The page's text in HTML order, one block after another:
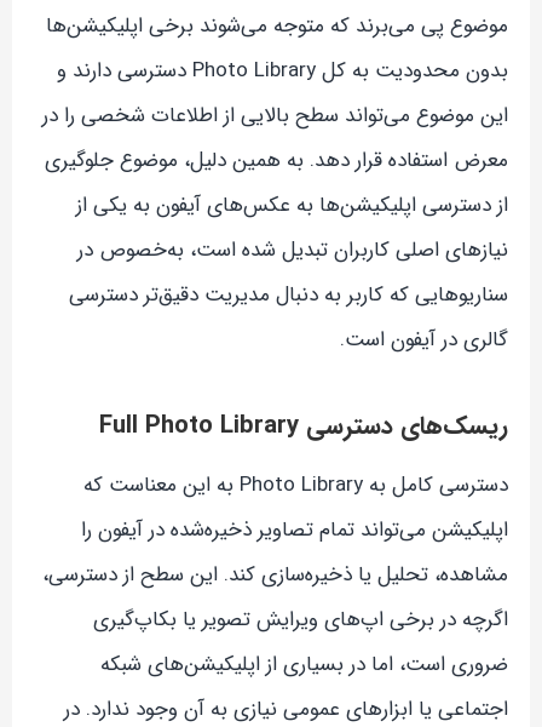
موضوع پی می‌برند که متوجه می‌شوند برخی اپلیکیشن‌ها
بدون محدودیت به کل Photo Library دسترسی دارند و
این موضوع می‌تواند سطح بالایی از اطلاعات شخصی را در
معرض استفاده قرار دهد. به همین دلیل، موضوع جلوگیری
از دسترسی اپلیکیشن‌ها به عکس‌های آیفون به یکی از
نیازهای اصلی کاربران تبدیل شده است، به‌خصوص در
سناریوهایی که کاربر به دنبال مدیریت دقیق‌تر دسترسی
گالری در آیفون است.
ریسک‌های دسترسی Full Photo Library
دسترسی کامل به Photo Library به این معناست که
اپلیکیشن می‌تواند تمام تصاویر ذخیره‌شده در آیفون را
مشاهده، تحلیل یا ذخیره‌سازی کند. این سطح از دسترسی،
اگرچه در برخی اپ‌های ویرایش تصویر یا بکاپ‌گیری
ضروری است، اما در بسیاری از اپلیکیشن‌های شبکه
اجتماعی یا ابزارهای عمومی نیازی به آن وجود ندارد. در